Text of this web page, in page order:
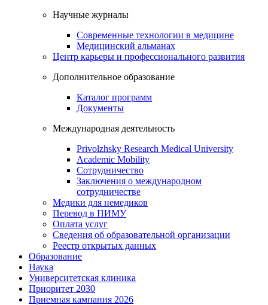
Научные журналы
Современные технологии в медицине
Медицинский альманах
Центр карьеры и профессионального развития
Дополнительное образование
Каталог программ
Документы
Международная деятельность
Privolzhsky Research Medical University
Academic Mobility
Сотрудничество
Заключения о международном
сотрудничестве
Медики для немедиков
Перевод в ПИМУ
Оплата услуг
Сведения об образовательной организации
Реестр открытых данных
Образование
Наука
Университетская клиника
Приоритет 2030
Приемная кампания 2026